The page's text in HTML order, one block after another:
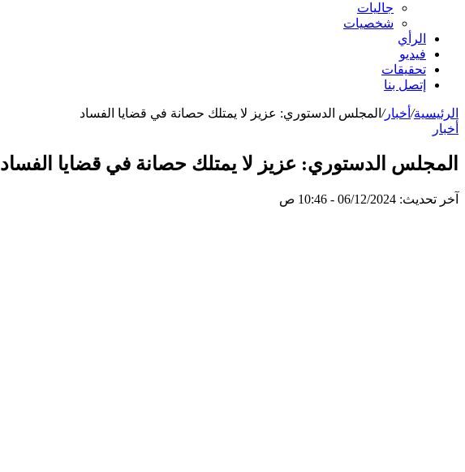
جاليات
شخصيات
الرأي
فيديو
تحقيقات
إتصل بنا
الرئيسية/ أخبار/ المجلس الدستوري: عزيز لا يمتلك حصانة في قضايا الفساد
أخبار
المجلس الدستوري: عزيز لا يمتلك حصانة في قضايا الفساد
آخر تحديث: 06/12/2024 - 10:46 ص